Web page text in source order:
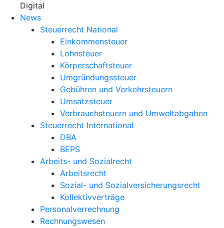
Digital
News
Steuerrecht National
Einkommensteuer
Lohnsteuer
Körperschaftsteuer
Umgründungssteuer
Gebühren und Verkehrsteuern
Umsatzsteuer
Verbrauchsteuern und Umweltabgaben
Steuerrecht International
DBA
BEPS
Arbeits- und Sozialrecht
Arbeitsrecht
Sozial- und Sozialversicherungsrecht
Kollektivverträge
Personalverrechnung
Rechnungswesen